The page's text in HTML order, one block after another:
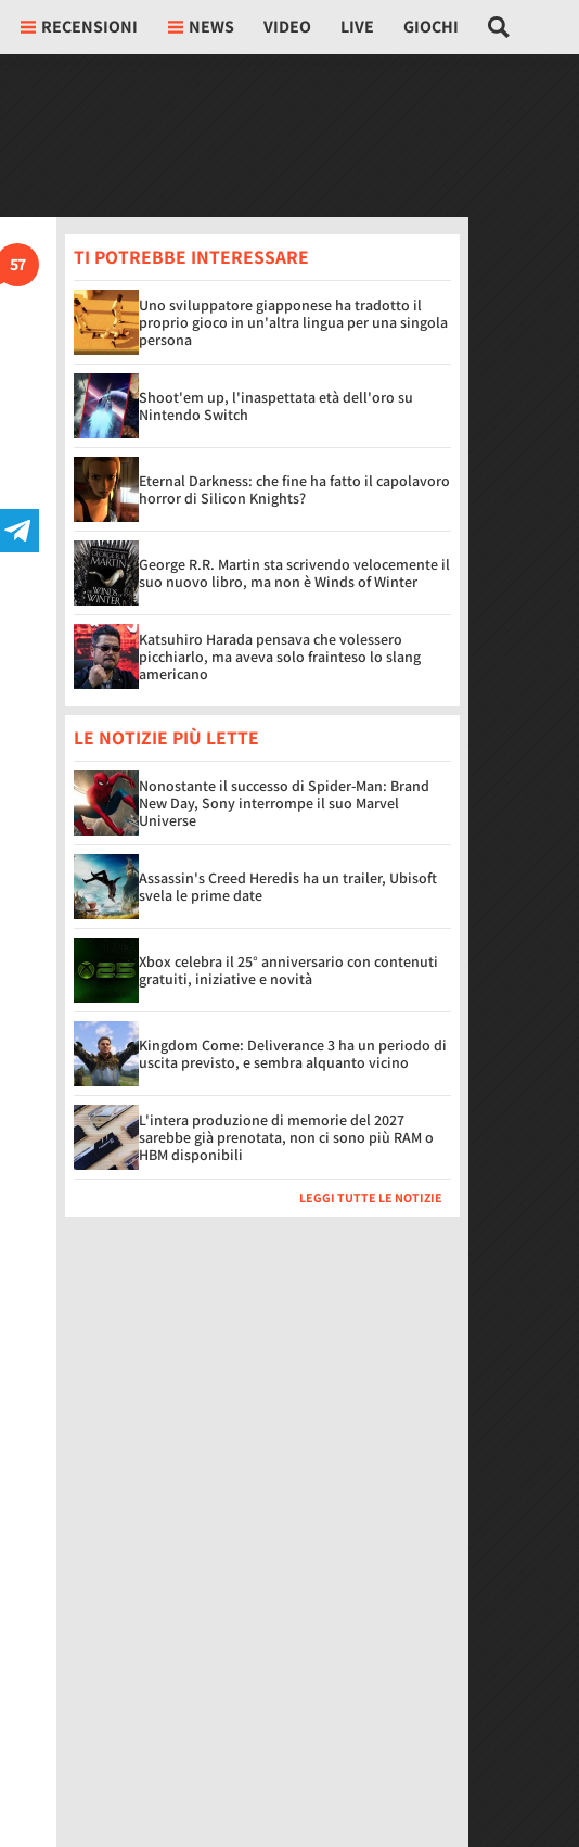
RECENSIONI NEWS VIDEO LIVE GIOCHI
57 TI POTREBBE INTERESSARE
Uno sviluppatore giapponese ha tradotto il
proprio gioco in un'altra lingua per una singola
persona
Shoot'em up, l'inaspettata età dell'oro su
Nintendo Switch
Eternal Darkness: che fine ha fatto il capolavoro
horror di Silicon Knights?
George R.R. Martin sta scrivendo velocemente il
suo nuovo libro, ma non è Winds of Winter
Katsuhiro Harada pensava che volessero
picchiarlo, ma aveva solo frainteso lo slang
americano
LE NOTIZIE PIÙ LETTE
Nonostante il successo di Spider-Man: Brand
New Day, Sony interrompe il suo Marvel
Universe
Assassin's Creed Heredis ha un trailer, Ubisoft
svela le prime date
Xbox celebra il 25° anniversario con contenuti
gratuiti, iniziative e novità
Kingdom Come: Deliverance 3 ha un periodo di
uscita previsto, e sembra alquanto vicino
L'intera produzione di memorie del 2027
sarebbe già prenotata, non ci sono più RAM o
HBM disponibili
LEGGI TUTTE LE NOTIZIE